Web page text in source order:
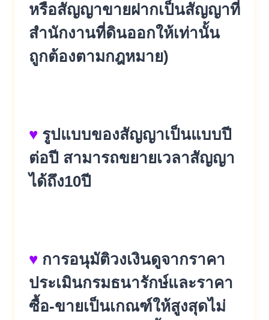
หรือสัญญาขายฝากเป็นสัญญาที่
สำนักงานที่ดินออกให้เท่านั้น
ถูกต้องตามกฎหมาย)
♥ รูปแบบของสัญญาเป็นแบบปี
ต่อปี สามารถขยายเวลาสัญญา
ได้ถึง10ปี
♥ การอนุมัติวงเงินดูจากราคา
ประเมินกรมธนารักษ์และราคา
ซื้อ-ขายเป็นเกณฑ์ให้สูงสุดไม่